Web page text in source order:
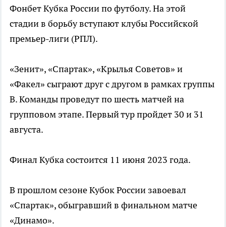
Фонбет Кубка России по футболу. На этой
стадии в борьбу вступают клубы Российской
премьер-лиги (РПЛ).
«Зенит», «Спартак», «Крылья Советов» и
«Факел» сыграют друг с другом в рамках группы
В. Команды проведут по шесть матчей на
групповом этапе. Первый тур пройдет 30 и 31
августа.
Финал Кубка состоится 11 июня 2023 года.
В прошлом сезоне Кубок России завоевал
«Спартак», обыгравший в финальном матче
«Динамо».